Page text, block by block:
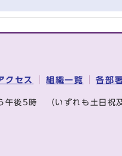
クセス 組織一覧 各部
午後5時 （いずれも土日祝